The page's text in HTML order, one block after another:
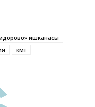
ишканасы
өкмөт